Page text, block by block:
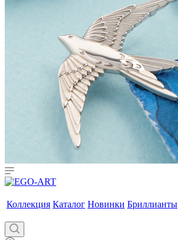
Коллекция Каталог Новинки Бриллианты